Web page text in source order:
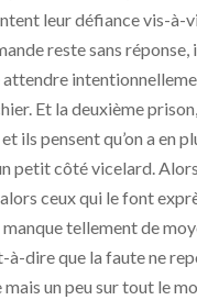
leur défiance vis-à-
reste sans réponse,
attendre
Et la deuxième prison,
ils pensent qu’on a en
petit côté vicelard. Alors
ceux qui le font
tellement de
à-dire que la faute ne
mais un peu sur tout le